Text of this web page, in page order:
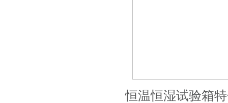
恒温恒湿试验箱